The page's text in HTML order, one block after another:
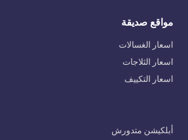
مواقع صديقة
اسعار الغسالات
اسعار الثلاجات
اسعار التكييف
أبلكيشن متدورش